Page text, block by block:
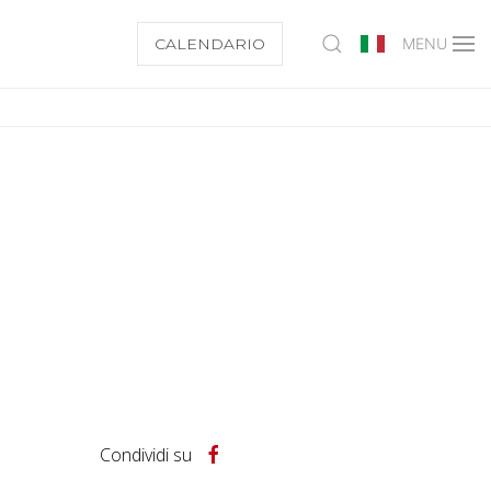
CALENDARIO MENU
Condividi su